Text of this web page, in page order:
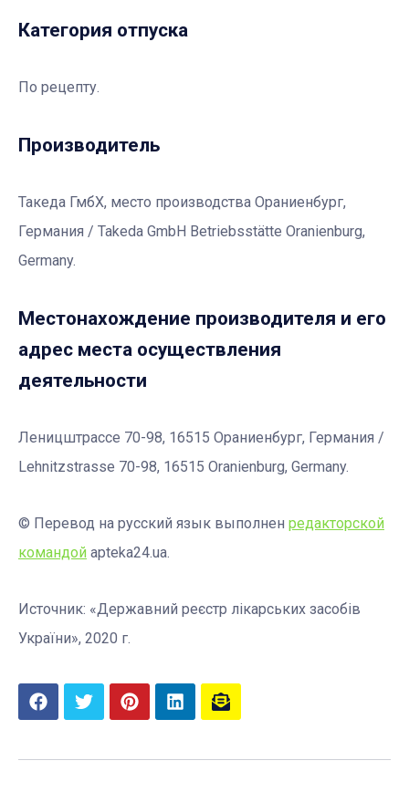
Категория отпуска
По рецепту.
Производитель
Такеда ГмбХ, место производства Ораниенбург,
Германия / Takeda GmbH Betriebsstätte Oranienburg,
Germany.
Местонахождение производителя и его
адрес места осуществления
деятельности
Леницштрассе 70-98, 16515 Ораниенбург, Германия /
Lehnitzstrasse 70-98, 16515 Oranienburg, Germany.
© Перевод на русский язык выполнен редакторской
командой apteka24.ua.
Источник: «Державний реєстр лікарських засобів
України», 2020 г.